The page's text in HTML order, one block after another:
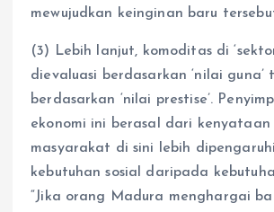
mewujudkan keinginan baru
(3) Lebih lanjut, komoditas di
dievaluasi berdasarkan ‘nilai guna’
berdasarkan ‘nilai prestise’.
ekonomi ini berasal dari kenyataan
masyarakat di sini lebih
kebutuhan sosial daripada
“Jika orang Madura menghargai